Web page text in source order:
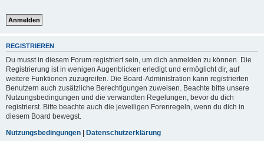
REGISTRIEREN
Du musst in diesem Forum registriert sein, um dich anmelden zu können. Die
Registrierung ist in wenigen Augenblicken erledigt und ermöglicht dir, auf
weitere Funktionen zuzugreifen. Die Board-Administration kann registrierten
Benutzern auch zusätzliche Berechtigungen zuweisen. Beachte bitte unsere
Nutzungsbedingungen und die verwandten Regelungen, bevor du dich
registrierst. Bitte beachte auch die jeweiligen Forenregeln, wenn du dich in
diesem Board bewegst.
Nutzungsbedingungen | Datenschutzerklärung